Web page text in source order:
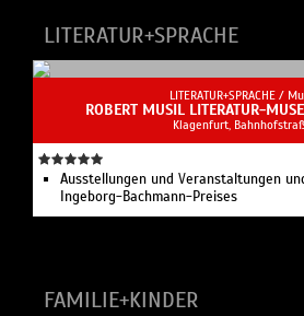
FAMILIE+KINDER
FAMILIE+KINDER /
NEXT LIBERTY
Eine der größten Sprechbühnen